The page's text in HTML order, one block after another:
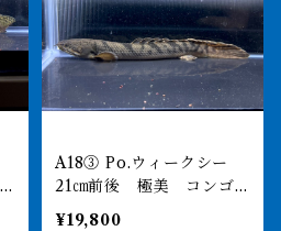
A18③ Po.ウィークシー
21㎝前後 極美 コンゴ
ワイルド 薬浴完了済み
¥19,800